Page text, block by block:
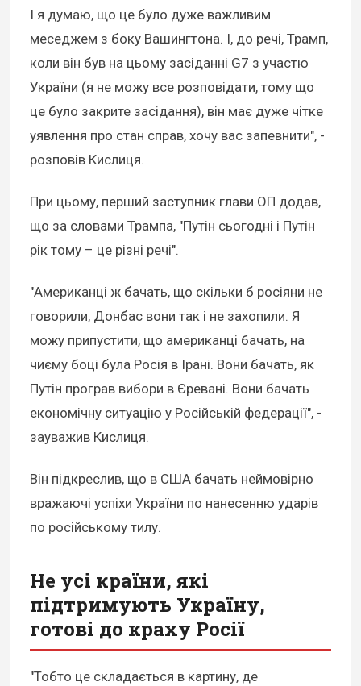
І я думаю, що це було дуже важливим
меседжем з боку Вашингтона. І, до речі, Трамп,
коли він був на цьому засіданні G7 з участю
України (я не можу все розповідати, тому що
це було закрите засідання), він має дуже чітке
уявлення про стан справ, хочу вас запевнити", -
розповів Кислиця.
При цьому, перший заступник глави ОП додав,
що за словами Трампа, "Путін сьогодні і Путін
рік тому – це різні речі".
"Американці ж бачать, що скільки б росіяни не
говорили, Донбас вони так і не захопили. Я
можу припустити, що американці бачать, на
чиєму боці була Росія в Ірані. Вони бачать, як
Путін програв вибори в Єревані. Вони бачать
економічну ситуацію у Російській федерації", -
зауважив Кислиця.
Він підкреслив, що в США бачать неймовірно
вражаючі успіхи України по нанесенню ударів
по російському тилу.
Не усі країни, які
підтримують Україну,
готові до краху Росії
"Тобто це складається в картину, де